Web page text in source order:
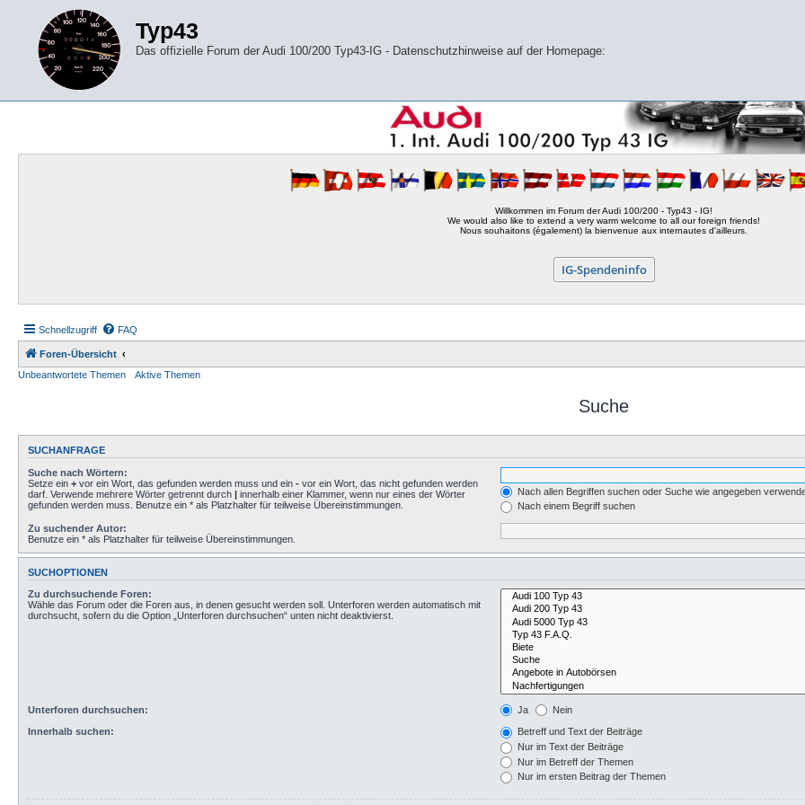
Typ43
Das offizielle Forum der Audi 100/200 Typ43-IG - Datenschutzhinweise auf der Homepage:
Willkommen im Forum der Audi 100/200 - Typ43 - IG!
We would also like to extend a very warm welcome to all our foreign friends!
Nous souhaitons (également) la bienvenue aux internautes d'ailleurs.
IG-Spendeninfo
Schnellzugriff FAQ
Foren-Übersicht
Unbeantwortete Themen
Aktive Themen
Suche
SUCHANFRAGE
Suche nach Wörtern:
Setze ein + vor ein Wort, das gefunden werden muss und ein - vor ein Wort, das nicht gefunden werden
darf. Verwende mehrere Wörter getrennt durch | innerhalb einer Klammer, wenn nur eines der Wörter
gefunden werden muss. Benutze ein * als Platzhalter für teilweise Übereinstimmungen.
Nach allen Begriffen suchen oder Suche wie angegeben
Nach einem Begriff suchen
Zu suchender Autor:
Benutze ein * als Platzhalter für teilweise Übereinstimmungen.
SUCHOPTIONEN
Zu durchsuchende Foren:
Wähle das Forum oder die Foren aus, in denen gesucht werden soll. Unterforen werden automatisch mit
durchsucht, sofern du die Option „Unterforen durchsuchen“ unten nicht deaktivierst.
Unterforen durchsuchen: Ja Nein
Innerhalb suchen:
Betreff und Text der Beiträge
Nur im Text der Beiträge
Nur im Betreff der Themen
Nur im ersten Beitrag der Themen